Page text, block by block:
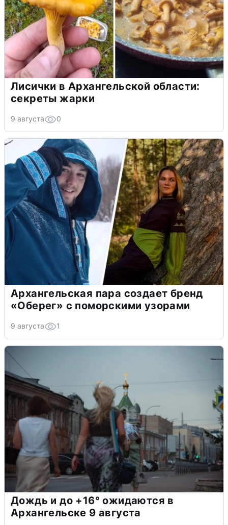
Лисички в Архангельской области:
секреты жарки
9 августа 0
Архангельская пара создает бренд
«Оберег» с поморскими узорами
9 августа 1
Дождь и до +16° ожидаются в
Архангельске 9 августа